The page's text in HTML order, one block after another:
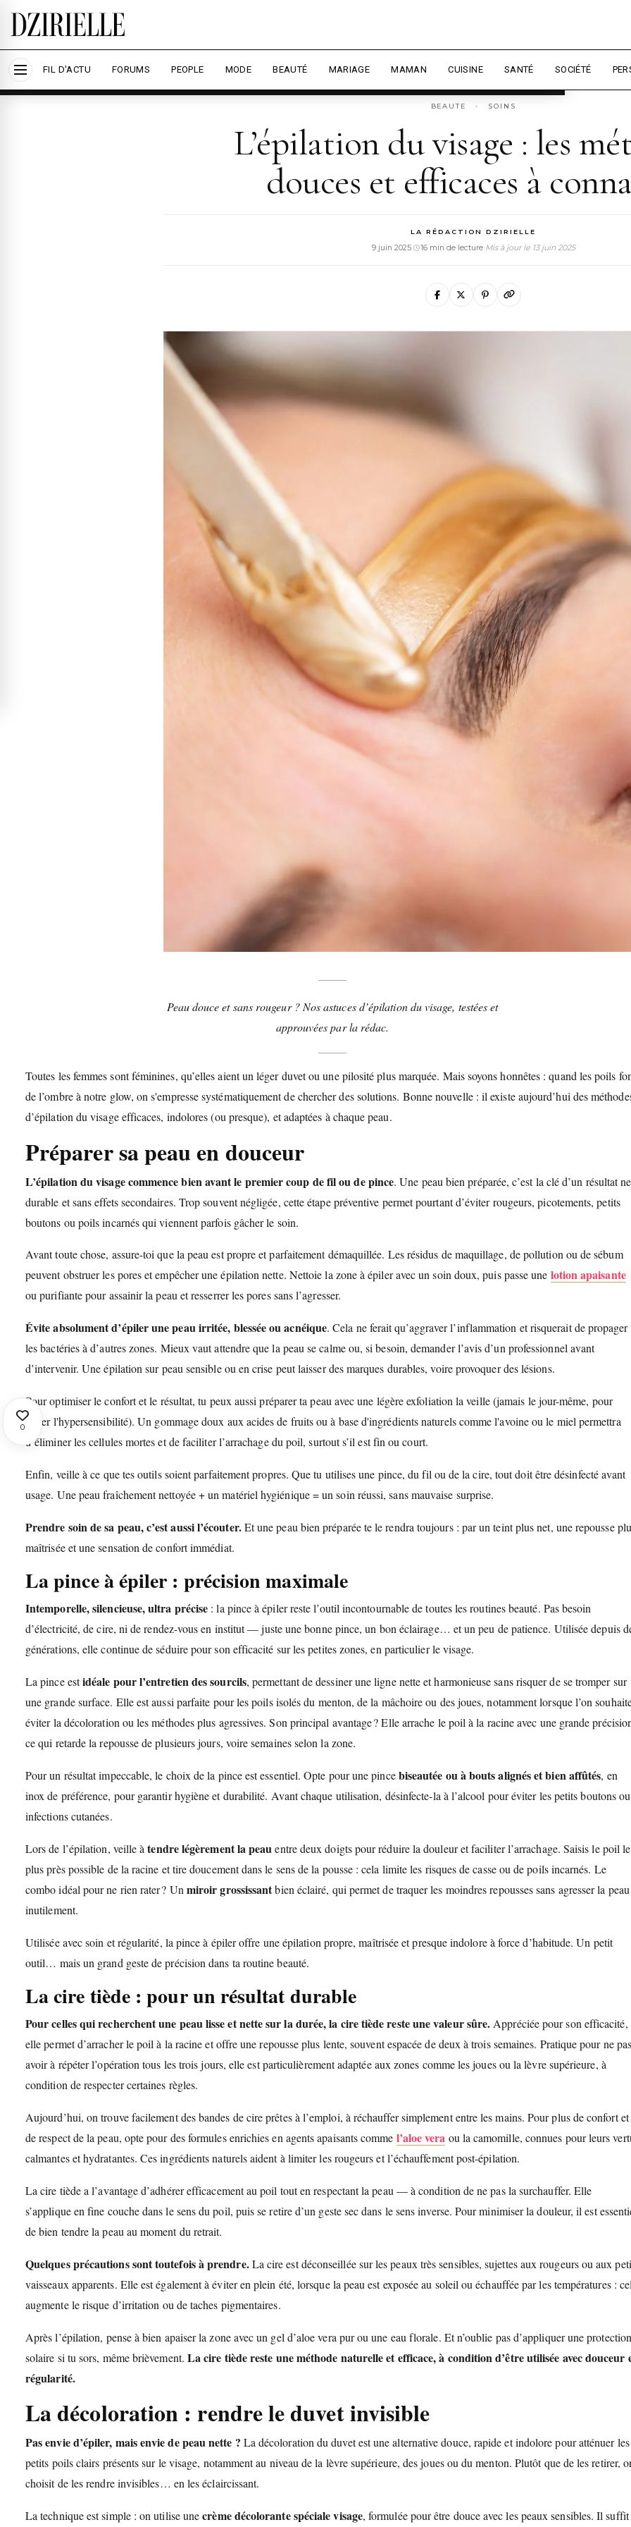
0
Nous utilisons des cookies pour améliorer votre expérience et mesurer l'audience.
Accepter tout Personnaliser
FIL D'ACTU FORUMS PEOPLE MODE BEAUTÉ MARIAGE MAMAN CUISINE SANTÉ SOCIÉTÉ
BEAUTE › SOINS
L’épilation du visage : les
douces et efficaces à
LA RÉDACTION DZIRIELLE
9 juin 2025· 16 min de lecture·Mis à jour le 13 juin 2025
Peau douce et sans rougeur ? Nos astuces d’épilation du visage, testées et
approuvées par la rédac.
Toutes les femmes sont féminines, qu’elles aient un léger duvet ou une pilosité plus marquée. Mais soyons honnêtes : quand les poils
de l’ombre à notre glow, on s'empresse systématiquement de chercher des solutions. Bonne nouvelle : il existe aujourd’hui des
d’épilation du visage efficaces, indolores (ou presque), et adaptées à chaque peau.
Préparer sa peau en douceur
L’épilation du visage commence bien avant le premier coup de fil ou de pince. Une peau bien préparée, c’est la clé d’un résultat
durable et sans effets secondaires. Trop souvent négligée, cette étape préventive permet pourtant d’éviter rougeurs, picotements, petits
boutons ou poils incarnés qui viennent parfois gâcher le soin.
Avant toute chose, assure-toi que la peau est propre et parfaitement démaquillée. Les résidus de maquillage, de pollution ou de sébum
peuvent obstruer les pores et empêcher une épilation nette. Nettoie la zone à épiler avec un soin doux, puis passe une lotion apaisante
ou purifiante pour assainir la peau et resserrer les pores sans l’agresser.
Évite absolument d’épiler une peau irritée, blessée ou acnéique. Cela ne ferait qu’aggraver l’inflammation et risquerait de propager
les bactéries à d’autres zones. Mieux vaut attendre que la peau se calme ou, si besoin, demander l’avis d’un professionnel avant
d’intervenir. Une épilation sur peau sensible ou en crise peut laisser des marques durables, voire provoquer des lésions.
Pour optimiser le confort et le résultat, tu peux aussi préparer ta peau avec une légère exfoliation la veille (jamais le jour-même, pour
éviter l'hypersensibilité). Un gommage doux aux acides de fruits ou à base d'ingrédients naturels comme l'avoine ou le miel permettra
d’éliminer les cellules mortes et de faciliter l’arrachage du poil, surtout s’il est fin ou court.
Enfin, veille à ce que tes outils soient parfaitement propres. Que tu utilises une pince, du fil ou de la cire, tout doit être désinfecté avant
usage. Une peau fraîchement nettoyée + un matériel hygiénique = un soin réussi, sans mauvaise surprise.
Prendre soin de sa peau, c’est aussi l’écouter.Et une peau bien préparée te le rendra toujours : par un teint plus net, une repousse
maîtrisée et une sensation de confort immédiat.
La pince à épiler : précision maximale
Intemporelle, silencieuse, ultra précise : la pince à épiler reste l’outil incontournable de toutes les routines beauté. Pas besoin
d’électricité, de cire, ni de rendez-vous en institut — juste une bonne pince, un bon éclairage… et un peu de patience. Utilisée depuis
générations, elle continue de séduire pour son efficacité sur les petites zones, en particulier le visage.
La pince estidéale pour l’entretien des sourcils, permettant de dessiner une ligne nette et harmonieuse sans risquer de se tromper sur
une grande surface. Elle est aussi parfaite pour les poils isolés du menton, de la mâchoire ou des joues, notamment lorsque l’on
éviter la décoloration ou les méthodes plus agressives. Son principal avantage ? Elle arrache le poil à la racine avec une grande
ce qui retarde la repousse de plusieurs jours, voire semaines selon la zone.
Pour un résultat impeccable, le choix de la pince est essentiel. Opte pour une pincebiseautée ou à bouts alignés et bien affûtés, en
inox de préférence, pour garantir hygiène et durabilité. Avant chaque utilisation, désinfecte-la à l’alcool pour éviter les petits boutons ou
infections cutanées.
Lors de l’épilation, veille àtendre légèrement la peauentre deux doigts pour réduire la douleur et faciliter l’arrachage. Saisis le poil le
plus près possible de la racine et tire doucement dans le sens de la pousse : cela limite les risques de casse ou de poils incarnés. Le
combo idéal pour ne rien rater ? Un miroir grossissantbien éclairé, qui permet de traquer les moindres repousses sans agresser la peau
inutilement.
Utilisée avec soin et régularité, la pince à épiler offre une épilation propre, maîtrisée et presque indolore à force d’habitude. Un petit
outil… mais un grand geste de précision dans ta routine beauté.
La cire tiède : pour un résultat durable
Pour celles qui recherchent une peau lisse et nette sur la durée, la cire tiède reste une valeur sûre.Appréciée pour son efficacité,
elle permet d’arracher le poil à la racine et offre une repousse plus lente, souvent espacée de deux à trois semaines. Pratique pour ne pas
avoir à répéter l’opération tous les trois jours, elle est particulièrement adaptée aux zones comme les joues ou la lèvre supérieure, à
condition de respecter certaines règles.
Aujourd’hui, on trouve facilement des bandes de cire prêtes à l’emploi, à réchauffer simplement entre les mains. Pour plus de confort et
de respect de la peau, opte pour des formules enrichies en agents apaisants comme l’aloe vera ou la camomille, connues pour leurs
calmantes et hydratantes. Ces ingrédients naturels aident à limiter les rougeurs et l’échauffement post-épilation.
La cire tiède a l’avantage d’adhérer efficacement au poil tout en respectant la peau — à condition de ne pas la surchauffer. Elle
s’applique en fine couche dans le sens du poil, puis se retire d’un geste sec dans le sens inverse. Pour minimiser la douleur, il est
de bien tendre la peau au moment du retrait.
Quelques précautions sont toutefois à prendre.La cire est déconseillée sur les peaux très sensibles, sujettes aux rougeurs ou aux
vaisseaux apparents. Elle est également à éviter en plein été, lorsque la peau est exposée au soleil ou échauffée par les températures :
augmente le risque d’irritation ou de taches pigmentaires.
Après l’épilation, pense à bien apaiser la zone avec un gel d’aloe vera pur ou une eau florale. Et n’oublie pas d’appliquer une protection
solaire si tu sors, même brièvement. La cire tiède reste une méthode naturelle et efficace, à condition d’être utilisée avec douceur
régularité.
La décoloration : rendre le duvet invisible
Pas envie d’épiler, mais envie de peau nette ? La décoloration du duvet est une alternative douce, rapide et indolore pour atténuer les
petits poils clairs présents sur le visage, notamment au niveau de la lèvre supérieure, des joues ou du menton. Plutôt que de les retirer,
choisit de les rendre invisibles… en les éclaircissant.
La technique est simple : on utilise unecrème décolorante spéciale visage, formulée pour être douce avec les peaux sensibles. Il suffit